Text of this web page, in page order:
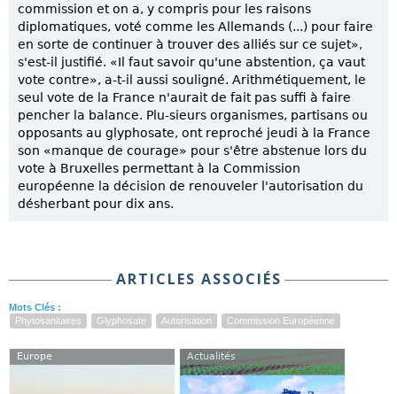
commission et on a, y compris pour les raisons
diplomatiques, voté comme les Allemands (...) pour faire
en sorte de continuer à trouver des alliés sur ce sujet»,
s'est-il justifié. «Il faut savoir qu'une abstention, ça vaut
vote contre», a-t-il aussi souligné. Arithmétiquement, le
seul vote de la France n'aurait de fait pas suffi à faire
pencher la balance. Plu-sieurs organismes, partisans ou
opposants au glyphosate, ont reproché jeudi à la France
son «manque de courage» pour s'être abstenue lors du
vote à Bruxelles permettant à la Commission
européenne la décision de renouveler l'autorisation du
désherbant pour dix ans.
ARTICLES ASSOCIÉS
Mots Clés :
Phytosanitaires
Glyphosate Autorisation Commission Européenne
Europe Actualités